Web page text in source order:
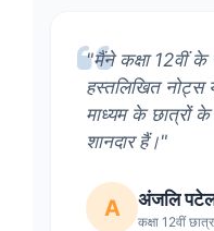
"मैंने कक्षा 12वीं
हस्तलिखित नोट्स
माध्यम के छात्रों
शानदार हैं।"
A अंजलि
कक्षा 12वीं